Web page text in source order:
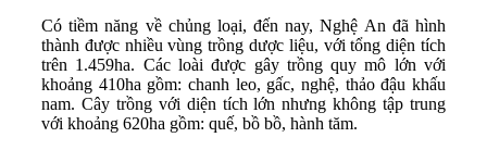
Có tiềm năng về chủng loại, đến nay, Nghệ An đã hình
thành được nhiều vùng trồng dược liệu, với tổng diện tích
trên 1.459ha. Các loài được gây trồng quy mô lớn với
khoảng 410ha gồm: chanh leo, gấc, nghệ, thảo đậu khấu
nam. Cây trồng với diện tích lớn nhưng không tập trung
với khoảng 620ha gồm: quế, bồ bồ, hành tăm.